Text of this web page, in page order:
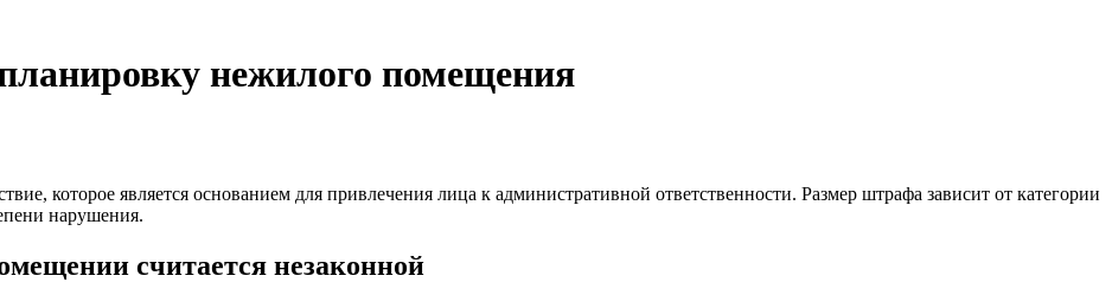
нежилого помещения
которое является основанием для привлечения лица к административной ответственности. Размер штрафа зависит от категории
нарушения.
считается незаконной